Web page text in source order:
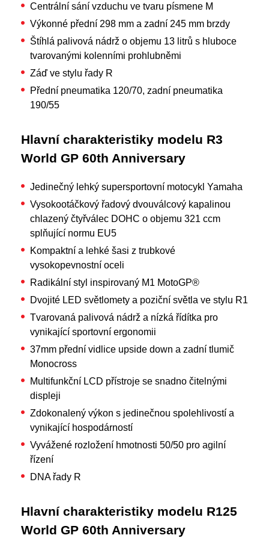
Centrální sání vzduchu ve tvaru písmene M
Výkonné přední 298 mm a zadní 245 mm brzdy
Štíhlá palivová nádrž o objemu 13 litrů s hluboce
tvarovanými kolenními prohlubněmi
Záď ve stylu řady R
Přední pneumatika 120/70, zadní pneumatika
190/55
Hlavní charakteristiky modelu R3
World GP 60th Anniversary
Jedinečný lehký supersportovní motocykl Yamaha
Vysokootáčkový řadový dvouválcový kapalinou
chlazený čtyřválec DOHC o objemu 321 ccm
splňující normu EU5
Kompaktní a lehké šasi z trubkové
vysokopevnostní oceli
Radikální styl inspirovaný M1 MotoGP®
Dvojité LED světlomety a poziční světla ve stylu R1
Tvarovaná palivová nádrž a nízká řídítka pro
vynikající sportovní ergonomii
37mm přední vidlice upside down a zadní tlumič
Monocross
Multifunkční LCD přístroje se snadno čitelnými
displeji
Zdokonalený výkon s jedinečnou spolehlivostí a
vynikající hospodárností
Vyvážené rozložení hmotnosti 50/50 pro agilní
řízení
DNA řady R
Hlavní charakteristiky modelu R125
World GP 60th Anniversary